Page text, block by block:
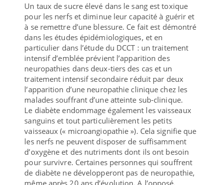
Un taux de sucre élevé dans le sang est toxique
pour les nerfs et diminue leur capacité à guérir et
à se remettre d’une blessure. Ce fait est démontré
dans les études épidémiologiques, et en
particulier dans l’étude du DCCT : un traitement
intensif d’emblée prévient l’apparition des
neuropathies dans deux-tiers des cas et un
traitement intensif secondaire réduit par deux
l’apparition d’une neuropathie clinique chez les
malades souffrant d’une atteinte sub-clinique.
Le diabète endommage également les vaisseaux
sanguins et tout particulièrement les petits
vaisseaux (« microangiopathie »). Cela signifie que
les nerfs ne peuvent disposer de suffisamment
d’oxygène et des nutriments dont ils ont besoin
pour survivre. Certaines personnes qui souffrent
de diabète ne développeront pas de neuropathie,
même après 20 ans d’évolution. A l’opposé,